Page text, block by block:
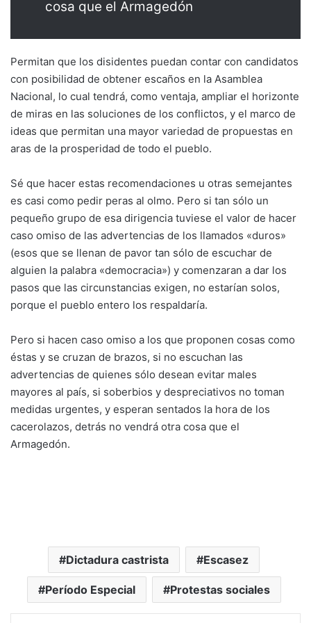
cosa que el Armagedón
Permitan que los disidentes puedan contar con candidatos
con posibilidad de obtener escaños en la Asamblea
Nacional, lo cual tendrá, como ventaja, ampliar el horizonte
de miras en las soluciones de los conflictos, y el marco de
ideas que permitan una mayor variedad de propuestas en
aras de la prosperidad de todo el pueblo.
Sé que hacer estas recomendaciones u otras semejantes
es casi como pedir peras al olmo. Pero si tan sólo un
pequeño grupo de esa dirigencia tuviese el valor de hacer
caso omiso de las advertencias de los llamados «duros»
(esos que se llenan de pavor tan sólo de escuchar de
alguien la palabra «democracia») y comenzaran a dar los
pasos que las circunstancias exigen, no estarían solos,
porque el pueblo entero los respaldaría.
Pero si hacen caso omiso a los que proponen cosas como
éstas y se cruzan de brazos, si no escuchan las
advertencias de quienes sólo desean evitar males
mayores al país, si soberbios y despreciativos no toman
medidas urgentes, y esperan sentados la hora de los
cacerolazos, detrás no vendrá otra cosa que el
Armagedón.
Dictadura castrista Escasez
Período Especial Protestas sociales